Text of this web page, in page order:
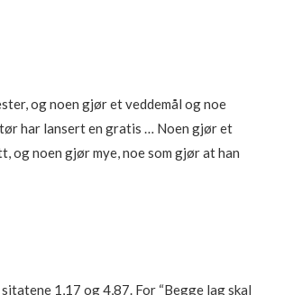
og noen gjør et veddemål og noe
har lansert en gratis … Noen gjør et
og noen gjør mye, noe som gjør at han
1,17 og 4,87. For “Begge lag skal